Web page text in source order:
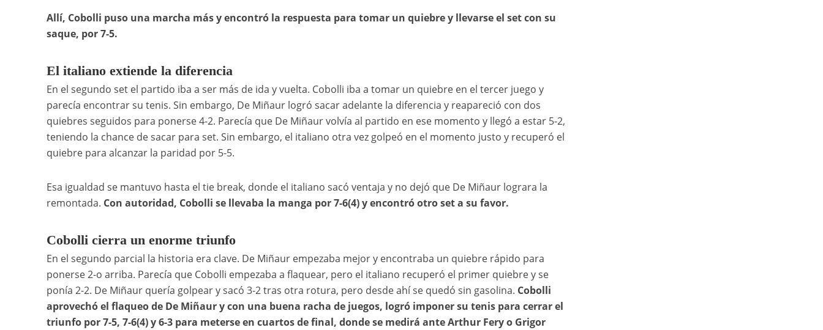
Allí, Cobolli puso una marcha más y encontró la respuesta para tomar un quiebre y llevarse el set con su
saque, por 7-5.
El italiano extiende la diferencia
En el segundo set el partido iba a ser más de ida y vuelta. Cobolli iba a tomar un quiebre en el tercer juego y
parecía encontrar su tenis. Sin embargo, De Miñaur logró sacar adelante la diferencia y reapareció con dos
quiebres seguidos para ponerse 4-2. Parecía que De Miñaur volvía al partido en ese momento y llegó a estar 5-2,
teniendo la chance de sacar para set. Sin embargo, el italiano otra vez golpeó en el momento justo y recuperó el
quiebre para alcanzar la paridad por 5-5.
Esa igualdad se mantuvo hasta el tie break, donde el italiano sacó ventaja y no dejó que De Miñaur lograra la
remontada. Con autoridad, Cobolli se llevaba la manga por 7-6(4) y encontró otro set a su favor.
Cobolli cierra un enorme triunfo
En el segundo parcial la historia era clave. De Miñaur empezaba mejor y encontraba un quiebre rápido para
ponerse 2-o arriba. Parecía que Cobolli empezaba a flaquear, pero el italiano recuperó el primer quiebre y se
ponía 2-2. De Miñaur quería golpear y sacó 3-2 tras otra rotura, pero desde ahí se quedó sin gasolina. Cobolli
aprovechó el flaqueo de De Miñaur y con una buena racha de juegos, logró imponer su tenis para cerrar el
triunfo por 7-5, 7-6(4) y 6-3 para meterse en cuartos de final, donde se medirá ante Arthur Fery o Grigor